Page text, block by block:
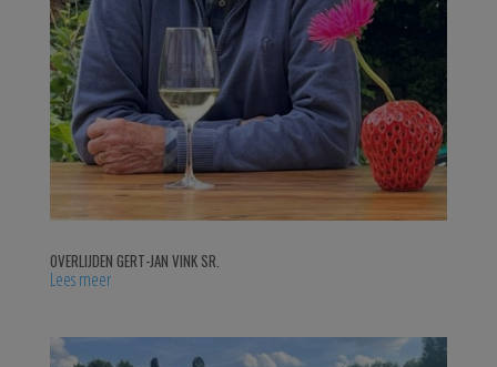
OVERLIJDEN GERT-JAN VINK SR.
Lees meer